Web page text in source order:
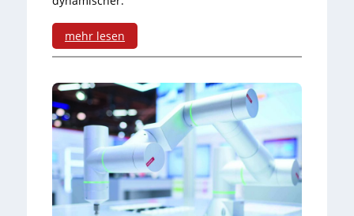
mehr lesen
:
O
p
e
n
S